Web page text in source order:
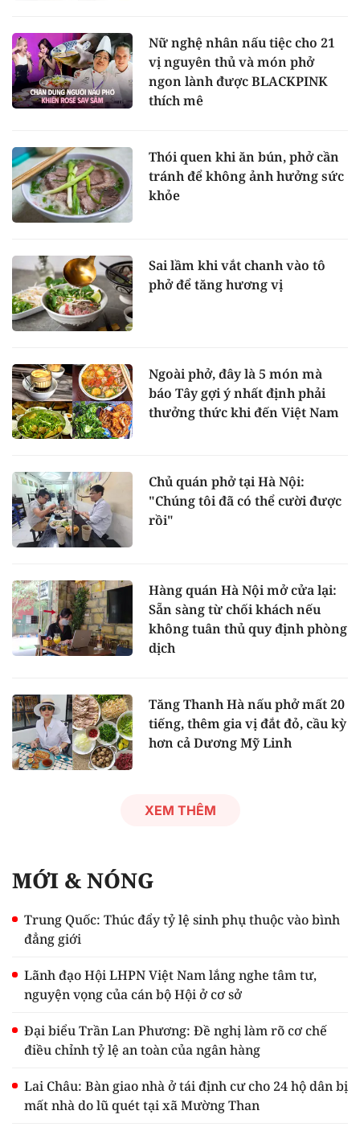
Nữ nghệ nhân nấu tiệc cho 21
vị nguyên thủ và món phở
ngon lành được BLACKPINK
thích mê
Thói quen khi ăn bún, phở cần
tránh để không ảnh hưởng sức
khỏe
Sai lầm khi vắt chanh vào tô
phở để tăng hương vị
Ngoài phở, đây là 5 món mà
báo Tây gợi ý nhất định phải
thưởng thức khi đến Việt Nam
Chủ quán phở tại Hà Nội:
"Chúng tôi đã có thể cười được
rồi"
Hàng quán Hà Nội mở cửa lại:
Sẵn sàng từ chối khách nếu
không tuân thủ quy định phòng
dịch
Tăng Thanh Hà nấu phở mất 20
tiếng, thêm gia vị đắt đỏ, cầu kỳ
hơn cả Dương Mỹ Linh
XEM THÊM
MỚI & NÓNG
Trung Quốc: Thúc đẩy tỷ lệ sinh phụ thuộc vào bình
đẳng giới
Lãnh đạo Hội LHPN Việt Nam lắng nghe tâm tư,
nguyện vọng của cán bộ Hội ở cơ sở
Đại biểu Trần Lan Phương: Đề nghị làm rõ cơ chế
điều chỉnh tỷ lệ an toàn của ngân hàng
Lai Châu: Bàn giao nhà ở tái định cư cho 24 hộ dân bị
mất nhà do lũ quét tại xã Mường Than